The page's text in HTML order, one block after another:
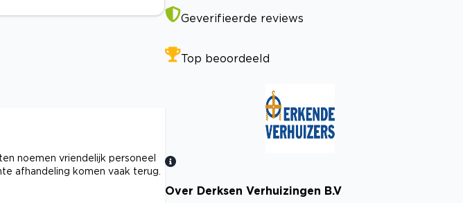
noemen vriendelijk personeel
afhandeling komen vaak terug.
Geverifieerde reviews
Top beoordeeld
Bekijk certificaat
Over Derksen Verhuizingen B.V